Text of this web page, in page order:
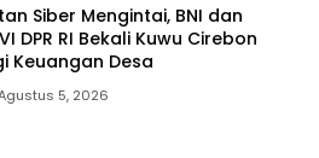
Siber Mengintai, BNI dan
DPR RI Bekali Kuwu Cirebon
Keuangan Desa
5, 2026